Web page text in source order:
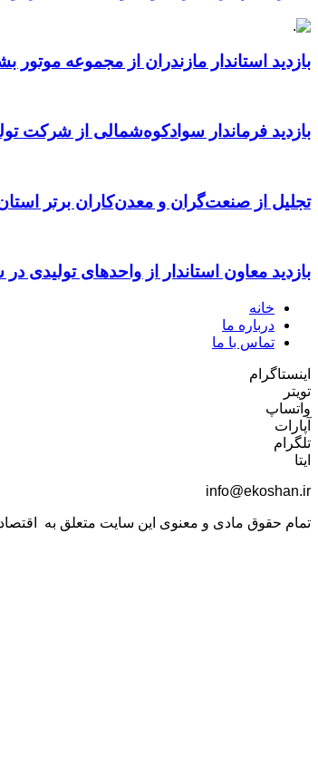
بازدید استاندار مازندران از مجموعه موتور
بازدید فرماندار سوادکوه‌شمالی از شرکت
تجلیل از صنعت‌گران و معدن‌کاران برتر
بازدید معاون استاندار از واحدهای
خانه
درباره ما
تماس با ما
اینستاگرام
تویتر
واتساپ
آپارات
تلگرام
ایتا
info@ekoshan.ir
تمام حقوق مادی و معنوی این سایت متعلق به